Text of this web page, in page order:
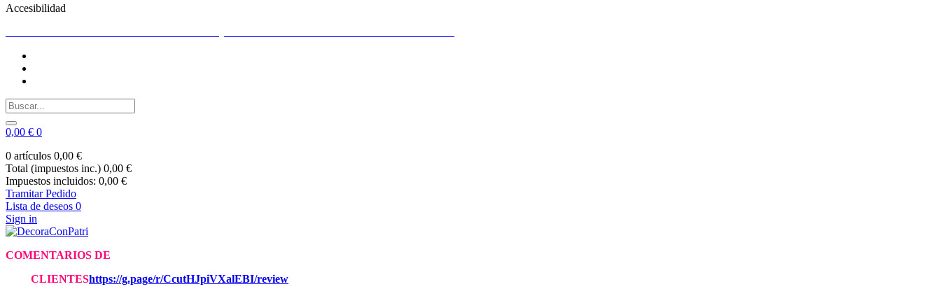
Accesibilidad
0,00 € 0
0 artículos 0,00 €
Total (impuestos inc.) 0,00 €
Impuestos incluidos: 0,00 €
Tramitar Pedido
Lista de deseos 0
Sign in
COMENTARIOS DE
CLIENTEShttps://g.page/r/CcutHJpiVXalEBI/review